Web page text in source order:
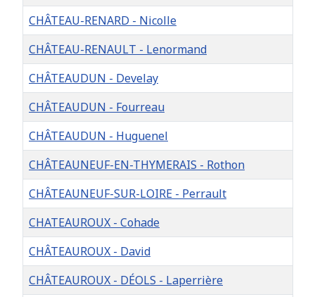
CHÂTEAU-RENARD - Nicolle
CHÂTEAU-RENAULT - Lenormand
CHÂTEAUDUN - Develay
CHÂTEAUDUN - Fourreau
CHÂTEAUDUN - Huguenel
CHÂTEAUNEUF-EN-THYMERAIS - Rothon
CHÂTEAUNEUF-SUR-LOIRE - Perrault
CHATEAUROUX - Cohade
CHÂTEAUROUX - David
CHÂTEAUROUX - DÉOLS - Laperrière